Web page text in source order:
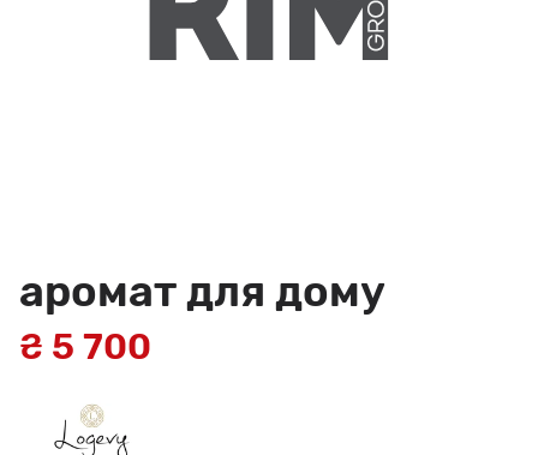
аромат для дому
₴ 5 700